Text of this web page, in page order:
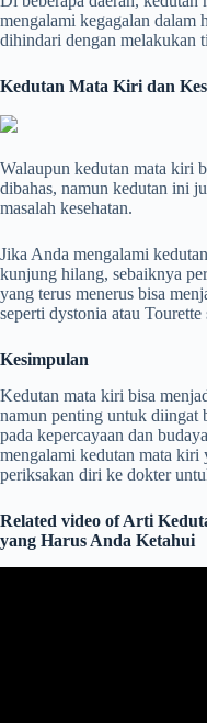
mengalami kegagalan dalam
dihindari dengan melakukan
Kedutan Mata Kiri dan
Walaupun kedutan mata kiri
dibahas, namun kedutan ini
masalah kesehatan.
Jika Anda mengalami
kunjung hilang, sebaiknya
yang terus menerus bisa
seperti dystonia atau Tourette
Kesimpulan
Kedutan mata kiri bisa
namun penting untuk diingat
pada kepercayaan dan
mengalami kedutan mata kiri
periksakan diri ke dokter
Related video of Arti
yang Harus Anda Ketahui